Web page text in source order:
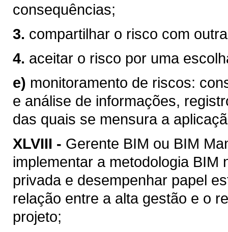
consequências;
3. compartilhar o risco com
4. aceitar o risco por uma
e) monitoramento de riscos:
e análise de informações,
das quais se mensura a
XLVIII - Gerente BIM ou BIM
implementar a metodologia BIM
privada e desempenhar papel
relação entre a alta gestão e o
projeto;